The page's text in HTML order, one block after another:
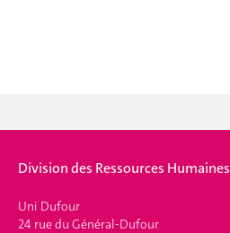
Division des Ressources Humaines
Uni Dufour
24 rue du Général-Dufour